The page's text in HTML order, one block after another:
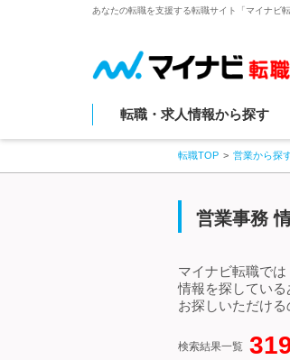
あなたの転職を支援する転職サイト「マイナビ
転職・求人情報から探す
転職TOP 営業から探
営業事務
マイナビ転職で
情報を探してい
お探しいただけ
検索結果一覧